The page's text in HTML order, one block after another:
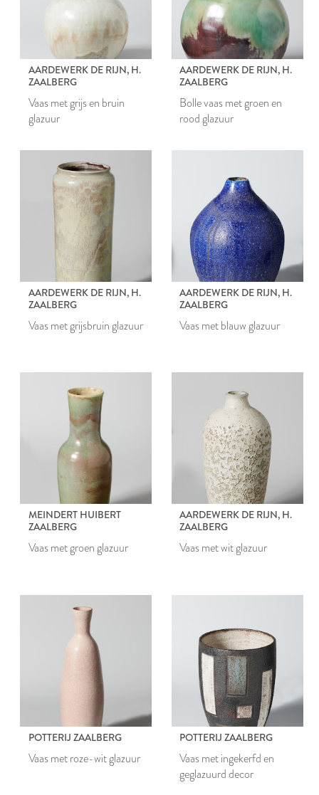
AARDEWERK DE RIJN, H.
ZAALBERG
Vaas met grijs en bruin
glazuur
AARDEWERK DE RIJN, H.
ZAALBERG
Bolle vaas met groen en
rood glazuur
AARDEWERK DE RIJN, H.
ZAALBERG
Vaas met grijsbruin glazuur
AARDEWERK DE RIJN, H.
ZAALBERG
Vaas met blauw glazuur
MEINDERT HUIBERT
ZAALBERG
Vaas met groen glazuur
AARDEWERK DE RIJN, H.
ZAALBERG
Vaas met wit glazuur
POTTERIJ ZAALBERG
Vaas met roze-wit glazuur
POTTERIJ ZAALBERG
Vaas met ingekerfd en
geglazuurd decor